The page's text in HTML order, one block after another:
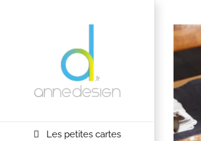
Les petites cartes